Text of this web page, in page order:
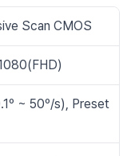
Scan CMOS
~ 50º/s), Preset